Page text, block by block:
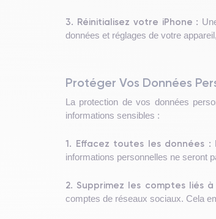
3. Réinitialisez votre iPhone :
données et réglages de votre
Protéger Vos Données
La protection de vos données
informations sensibles :
1. Effacez toutes les données :
informations personnelles ne seront
2. Supprimez les comptes liés
comptes de réseaux sociaux. Cela